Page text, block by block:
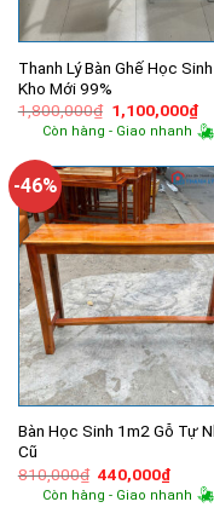
Thanh Lý Bàn Ghế Học
Kho Mới 99%
1,800,000₫ Giá
gốc
là:
1,100,000₫Giá
tại
Còn hàng - Giao nhanh
-46%
Bàn Học Sinh 1m2 Gỗ Tự
Cũ
810,000₫ Giá
gốc
là:
440,000₫Giá
hiện
tại
Còn hàng - Giao nhanh